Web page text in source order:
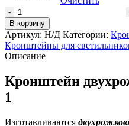
Количество
товара
Кронштейн
двухрожковый
К9-
1-
В корзину
Артикул: Н/Д Категории:
Кронштейны для
Описание
Кронштейн
1
Изготавливаются